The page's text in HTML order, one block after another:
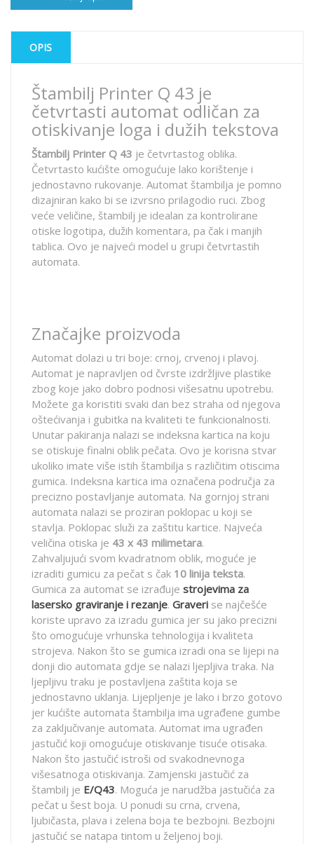
OPIS
Štambilj Printer Q 43 je
četvrtasti automat odličan za
otiskivanje loga i dužih tekstova
Štambilj Printer Q 43 je četvrtastog oblika.
Četvrtasto kućište omogućuje lako korištenje i
jednostavno rukovanje. Automat štambilja je pomno
dizajniran kako bi se izvrsno prilagodio ruci. Zbog
veće veličine, štambilj je idealan za kontrolirane
otiske logotipa, dužih komentara, pa čak i manjih
tablica. Ovo je najveći model u grupi četvrtastih
automata.
Značajke proizvoda
Automat dolazi u tri boje: crnoj, crvenoj i plavoj.
Automat je napravljen od čvrste izdržljive plastike
zbog koje jako dobro podnosi višesatnu upotrebu.
Možete ga koristiti svaki dan bez straha od njegova
oštećivanja i gubitka na kvaliteti te funkcionalnosti.
Unutar pakiranja nalazi se indeksna kartica na koju
se otiskuje finalni oblik pečata. Ovo je korisna stvar
ukoliko imate više istih štambilja s različitim otiscima
gumica. Indeksna kartica ima označena područja za
precizno postavljanje automata. Na gornjoj strani
automata nalazi se proziran poklopac u koji se
stavlja. Poklopac služi za zaštitu kartice. Najveća
veličina otiska je 43 x 43 milimetara.
Zahvaljujući svom kvadratnom oblik, moguće je
izraditi gumicu za pečat s čak 10 linija teksta.
Gumica za automat se izrađuje strojevima za
lasersko graviranje i rezanje. Graveri se najčešće
koriste upravo za izradu gumica jer su jako precizni
što omogućuje vrhunska tehnologija i kvaliteta
strojeva. Nakon što se gumica izradi ona se lijepi na
donji dio automata gdje se nalazi ljepljiva traka. Na
ljepljivu traku je postavljena zaštita koja se
jednostavno uklanja. Lijepljenje je lako i brzo gotovo
jer kućište automata štambilja ima ugrađene gumbe
za zaključivanje automata. Automat ima ugrađen
jastučić koji omogućuje otiskivanje tisuće otisaka.
Nakon što jastučić istroši od svakodnevnoga
višesatnoga otiskivanja. Zamjenski jastučić za
štambilj je E/Q43. Moguća je narudžba jastučića za
pečat u šest boja. U ponudi su crna, crvena,
ljubičasta, plava i zelena boja te bezbojni. Bezbojni
jastučić se natapa tintom u željenoj boji.